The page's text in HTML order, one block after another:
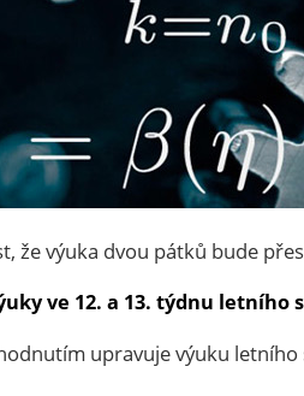
že výuka dvou pátků bude
ve 12. a 13. týdnu letního
upravuje výuku